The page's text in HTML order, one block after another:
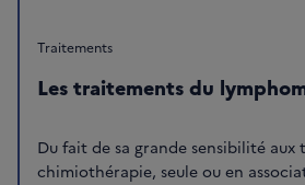
Traitements
Les traitements du
Du fait de sa grande sensibilité
chimiothérapie, seule ou en